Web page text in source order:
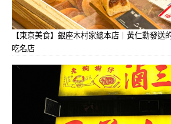
【東京美食】銀座木村家總本店｜黃仁勳發送
吃名店